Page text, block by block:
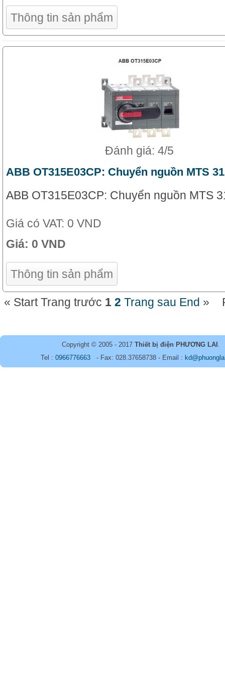
Thông tin sản phẩm
Đánh giá: 4/5
ABB OT315E03CP: Chuyển nguồn MTS
ABB OT315E03CP: Chuyển nguồn MTS
Giá có VAT: 0 VND
Giá: 0 VND
Thông tin sản phẩm
« Start Trang trước 1 2 Trang sau End »
Copyright © 2005 - 2017 Thiết bị điện PHƯƠNG LAI .
Tel : 0966776663 - Fax: 028.37658738 - Email :